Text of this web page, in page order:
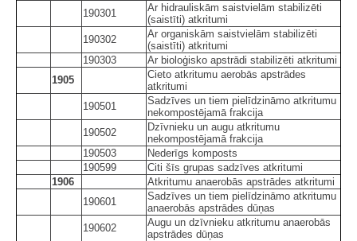
190301
Ar hidrauliskām saistvielām stabilizēti
(saistīti) atkritumi
190302
Ar organiskām saistvielām stabilizēti
(saistīti) atkritumi
190303
Ar bioloģisko apstrādi stabilizēti atkritumi
1905
Cieto atkritumu aerobās apstrādes
atkritumi
190501
Sadzīves un tiem pielīdzināmo atkritumu
nekompostējamā frakcija
190502
Dzīvnieku un augu atkritumu
nekompostējamā frakcija
190503
Nederīgs komposts
190599
Citi šīs grupas sadzīves atkritumi
1906
Atkritumu anaerobās apstrādes atkritumi
190601
Sadzīves un tiem pielīdzināmo atkritumu
anaerobās apstrādes dūņas
190602
Augu un dzīvnieku atkritumu anaerobās
apstrādes dūņas